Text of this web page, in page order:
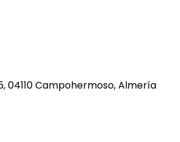
04110 Campohermoso, Almería